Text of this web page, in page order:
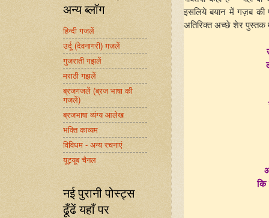
इसलिये बयान में गज़ब की
अतिरिक्त अच्छे शेर पुस्तक
अन्य ब्लॉग
हिन्दी गजलें
उर्दू (देवनागरी) ग़ज़लें
गुजराती गझलें
मराठी गझलें
ब्रजगजलें (ब्रज भाषा की
गजलें)
ब्रजभाषा व्यंग्य आलेख
भक्ति काव्यम
विविधम - अन्य रचनाएं
यूट्यूब चैनल
नई पुरानी पोस्ट्स
ढूँढें यहाँ पर